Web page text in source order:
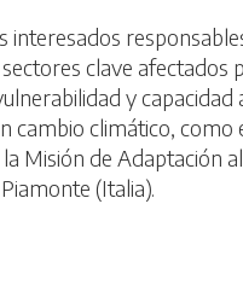
interesados
clave afectados
y capacidad
cambio climático, como
Misión de Adaptación
(Italia).